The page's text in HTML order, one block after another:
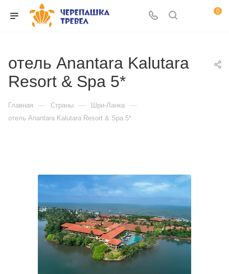
0
отель Anantara Kalutara
Resort & Spa 5*
Главная — Страны — Шри-Ланка —
отель Anantara Kalutara Resort & Spa 5*